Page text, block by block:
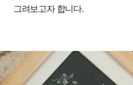
그려보고자 합니다.